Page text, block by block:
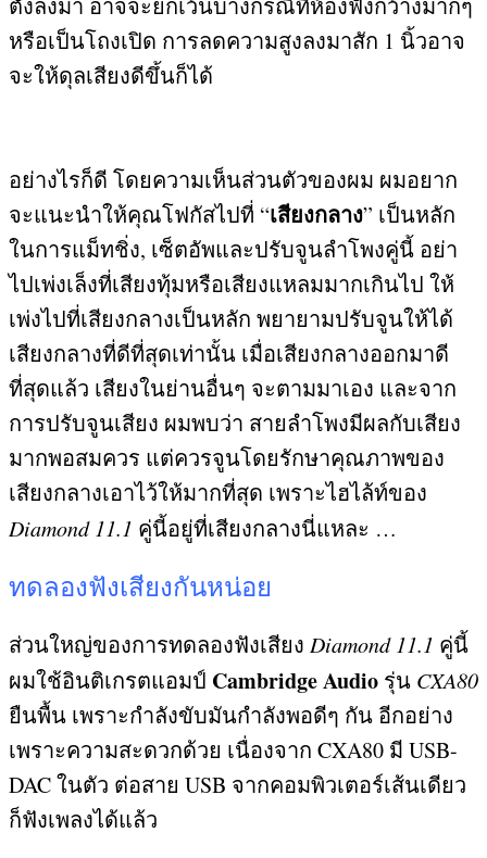
หรือเป็นโถงเปิด การลดความสูงลงมาสัก 1 นิ้วอาจ
จะให้ดุลเสียงดีขึ้นก็ได้
อย่างไรก็ดี โดยความเห็นส่วนตัวของผม ผมอยาก
จะแนะนำให้คุณโฟกัสไปที่ “เสียงกลาง” เป็นหลัก
ในการแม็ทชิ่ง, เซ็ตอัพและปรับจูนลำโพงคู่นี้ อย่า
ไปเพ่งเล็งที่เสียงทุ้มหรือเสียงแหลมมากเกินไป ให้
เพ่งไปที่เสียงกลางเป็นหลัก พยายามปรับจูนให้ได้
เสียงกลางที่ดีที่สุดเท่านั้น เมื่อเสียงกลางออกมาดี
ที่สุดแล้ว เสียงในย่านอื่นๆ จะตามมาเอง และจาก
การปรับจูนเสียง ผมพบว่า สายลำโพงมีผลกับเสียง
มากพอสมควร แต่ควรจูนโดยรักษาคุณภาพของ
เสียงกลางเอาไว้ให้มากที่สุด เพราะไฮไล้ท์ของ
Diamond 11.1 คู่นี้อยู่ที่เสียงกลางนี่แหละ …
ทดลองฟังเสียงกันหน่อย
ส่วนใหญ่ของการทดลองฟังเสียง Diamond 11.1 คู่นี้
ผมใช้อินติเกรตแอมป์ Cambridge Audio รุ่น CXA80
ยืนพื้น เพราะกำลังขับมันกำลังพอดีๆ กัน อีกอย่าง
เพราะความสะดวกด้วย เนื่องจาก CXA80 มี USB-
DACในตัว ต่อสาย USB จากคอมพิวเตอร์เส้นเดียว
ก็ฟังเพลงได้แล้ว